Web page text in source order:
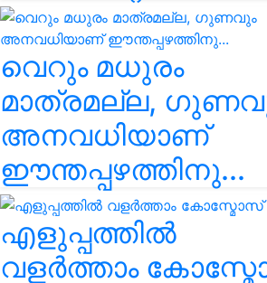
വെറും മധുരം
മാത്രമല്ല,
അനവധിയാണ്
ഈന്തപ്പഴത്തിനു...
എളുപ്പത്തിൽ
വളർത്താം